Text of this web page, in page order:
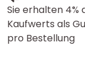
Sie erhalten 4%
Kaufwerts als
pro Bestellung